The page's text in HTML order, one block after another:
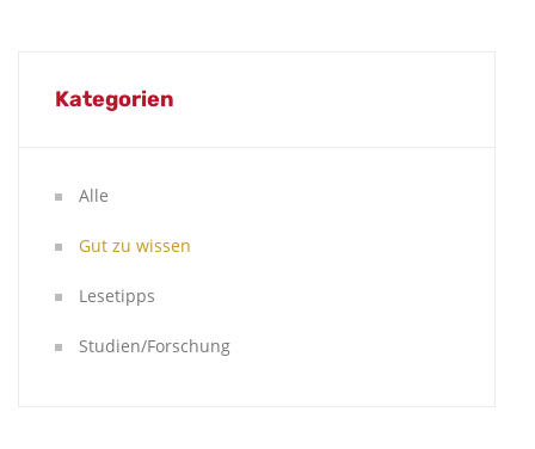
Kategorien
Alle
Gut zu wissen
Lesetipps
Studien/Forschung